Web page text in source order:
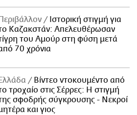
Περιβάλλον
Ιστορική στιγμή για
Καζακστάν: Απελευθέρωσαν
του Αμούρ στη φύση μετά
70 χρόνια
Ελλάδα
Βίντεο ντοκουμέντο από
τροχαίο στις Σέρρες: Η στιγμή
σφοδρής σύγκρουσης - Νεκροί
και γιος